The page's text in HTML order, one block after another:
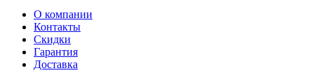
О компании
Контакты
Скидки
Гарантия
Доставка